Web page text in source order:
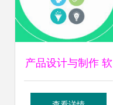
产品设计与制作 软
件设计制作的全面